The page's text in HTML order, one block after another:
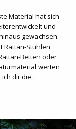
Material hat sich
und
gewachsen.
Rattan-Stühlen
Betten oder
werten
ich dir die…